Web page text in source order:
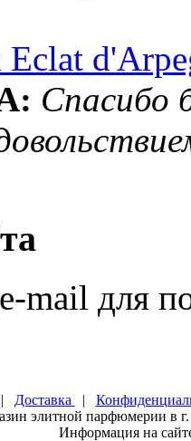
Спасибо
mail для
| Доставка |
элитной парфюмерии в
Информация на